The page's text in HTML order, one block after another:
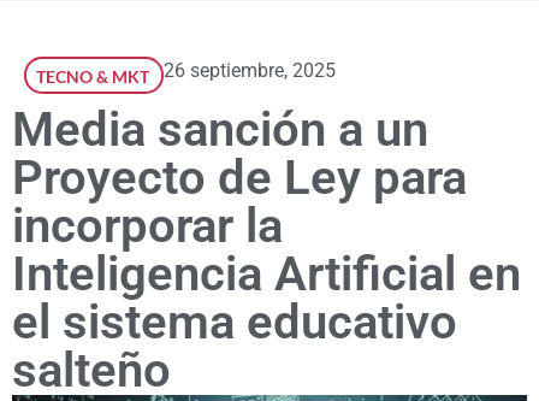
TECNO & MKT 26 septiembre, 2025
Media sanción a un
Proyecto de Ley para
incorporar la
Inteligencia Artificial en
el sistema educativo
salteño